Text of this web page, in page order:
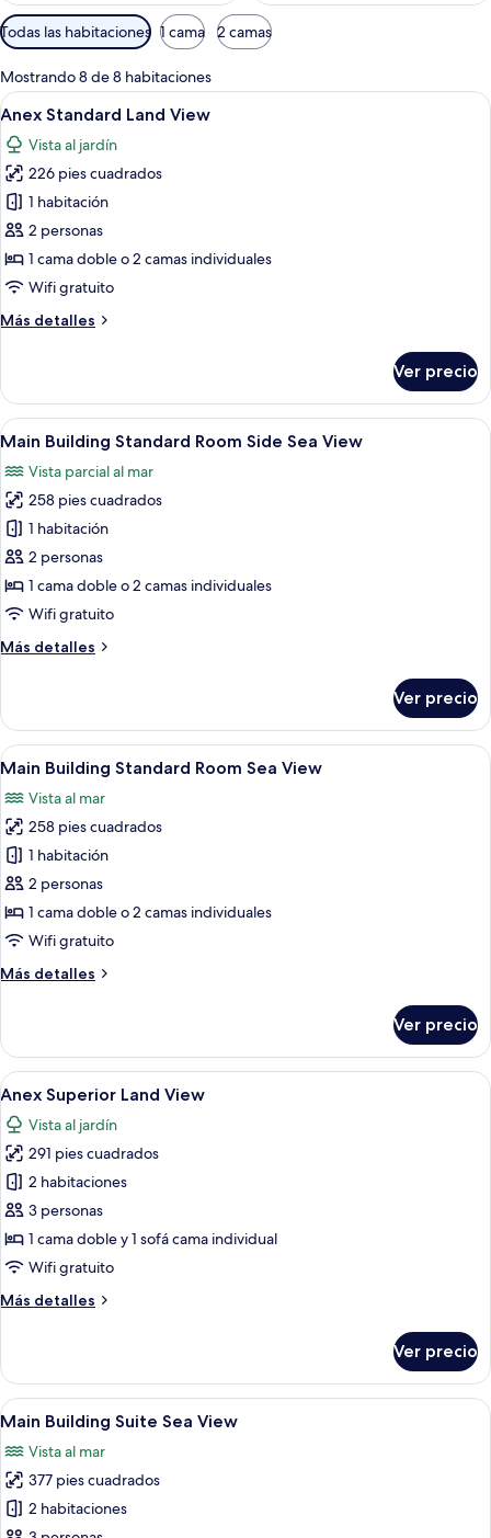
Filtros
disponibles
para
las
habitaciones
Todas las habitaciones 1 cama 2 camas
Mostrando 8 de 8 habitaciones
Abrir
todas
las
fotos
de
Anex
Standard
Land
Ropa de cama de alta calidad,
5
Anex Standard Land View
Vista al jardín
226 pies cuadrados
1 habitación
2 personas
1 cama doble o 2 camas individuales
Wifi gratuito
Más detalles
Más
Standard
Land
View
Ver precio
Abrir
todas
las
fotos
de
Main
Building
Standard
Side
Habitación de hotel con una cama
5
Main Building Standard Room Side Sea View
Vista parcial al mar
258 pies cuadrados
1 habitación
2 personas
1 cama doble o 2 camas individuales
Wifi gratuito
Más detalles
Más
Building
Standard
Room
Sea
View
Ver precio
Abrir
todas
las
fotos
de
Main
Building
Standard
Sea
Habitación de hotel con una cama
5
Main Building Standard Room Sea View
Vista al mar
258 pies cuadrados
1 habitación
2 personas
1 cama doble o 2 camas individuales
Wifi gratuito
Más detalles
Más
Building
Standard
Room
View
Ver precio
Abrir
todas
las
fotos
de
Anex
Superior
Land
Habitación de hotel con cama,
6
Anex Superior Land View
Vista al jardín
291 pies cuadrados
2 habitaciones
3 personas
1 cama doble y 1 sofá cama individual
Wifi gratuito
Más detalles
Más
Superior
Land
View
Ver precio
Abrir
todas
las
fotos
de
Una habitación de hotel con una
6
Main Building Suite Sea View
Vista al mar
377 pies cuadrados
2 habitaciones